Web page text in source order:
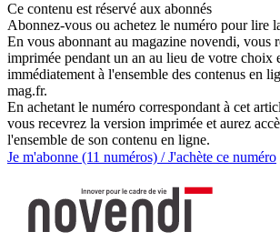
Ce contenu est réservé aux abonnés
Abonnez-vous ou achetez le numéro pour lire
En vous abonnant au magazine novendi, vous
imprimée pendant un an au lieu de votre choix
immédiatement à l'ensemble des contenus en
mag.fr.
En achetant le numéro correspondant à cet
vous recevrez la version imprimée et aurez
l'ensemble de son contenu en ligne.
Je m'abonne (11 numéros) / J'achète ce numéro